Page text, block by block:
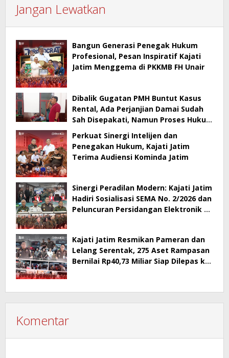
Jangan Lewatkan
Bangun Generasi Penegak Hukum
Profesional, Pesan Inspiratif Kajati
Jatim Menggema di PKKMB FH Unair
Dibalik Gugatan PMH Buntut Kasus
Rental, Ada Perjanjian Damai Sudah
Sah Disepakati, Namun Proses Hukum
Berlanjut
Perkuat Sinergi Intelijen dan
Penegakan Hukum, Kajati Jatim
Terima Audiensi Kominda Jatim
Sinergi Peradilan Modern: Kajati Jatim
Hadiri Sosialisasi SEMA No. 2/2026 dan
Peluncuran Persidangan Elektronik di
Kajati Jatim Resmikan Pameran dan
Lelang Serentak, 275 Aset Rampasan
Bernilai Rp40,73 Miliar Siap Dilepas ke
Komentar